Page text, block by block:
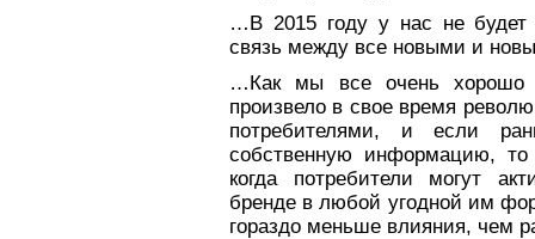
…В 2015 году у нас не будет
связь между все новыми и
…Как мы все очень хорошо
произвело в свое время
потребителями, и если
собственную информацию,
когда потребители могут
бренде в любой угодной им
гораздо меньше влияния, чем